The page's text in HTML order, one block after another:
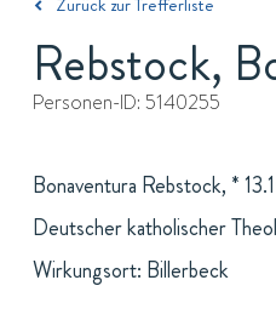
Rebstock,
Personen-ID: 5140255
Bonaventura Rebstock, *
Deutscher katholischer
Wirkungsort: Billerbeck